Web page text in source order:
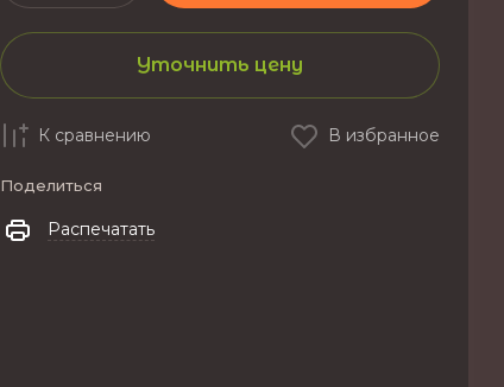
Уточнить цену
К сравнению В избранное
Поделиться
Распечатать